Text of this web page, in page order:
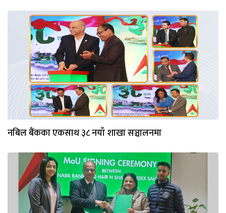
नबिल बैंकका एकसाथ ३८ नयाँ शाखा सञ्चालनमा